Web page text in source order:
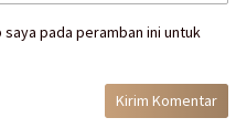
pada peramban ini untuk